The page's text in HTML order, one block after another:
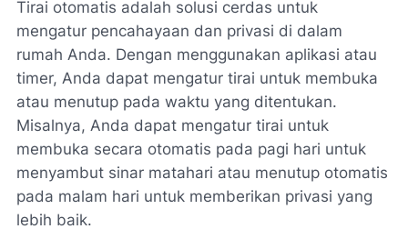
Tirai otomatis adalah solusi cerdas untuk
mengatur pencahayaan dan privasi di dalam
rumah Anda. Dengan menggunakan aplikasi atau
timer, Anda dapat mengatur tirai untuk membuka
atau menutup pada waktu yang ditentukan.
Misalnya, Anda dapat mengatur tirai untuk
membuka secara otomatis pada pagi hari untuk
menyambut sinar matahari atau menutup otomatis
pada malam hari untuk memberikan privasi yang
lebih baik.